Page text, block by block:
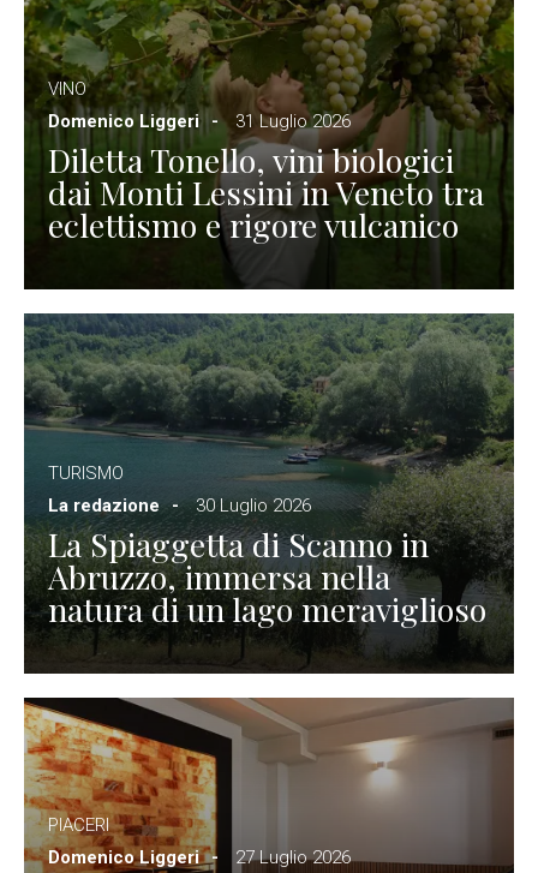
VINO
Domenico Liggeri
31 Luglio 2026
Diletta Tonello, vini biologici
dai Monti Lessini in Veneto tra
eclettismo e rigore vulcanico
TURISMO
La redazione
30 Luglio 2026
La Spiaggetta di Scanno in
Abruzzo, immersa nella
natura di un lago meraviglioso
PIACERI
Domenico Liggeri
27 Luglio 2026